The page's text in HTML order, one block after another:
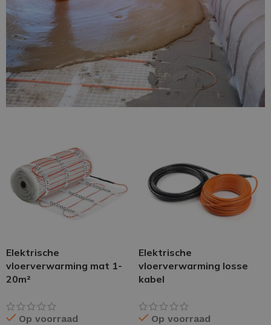
Elektrische
vloerverwarming mat 1-
20m²
Op voorraad
Elektrische
vloerverwarming losse
kabel
Op voorraad